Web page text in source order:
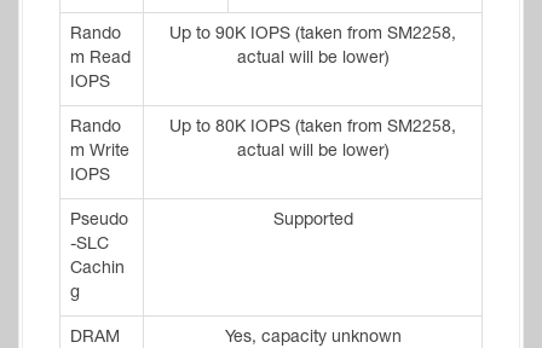
Rando
m Read
IOPS
Up to 90K IOPS (taken from SM2258,
actual will be lower)
Rando
m Write
IOPS
Up to 80K IOPS (taken from SM2258,
actual will be lower)
Pseudo
-SLC
Cachin
g
Supported
DRAM
Yes, capacity unknown